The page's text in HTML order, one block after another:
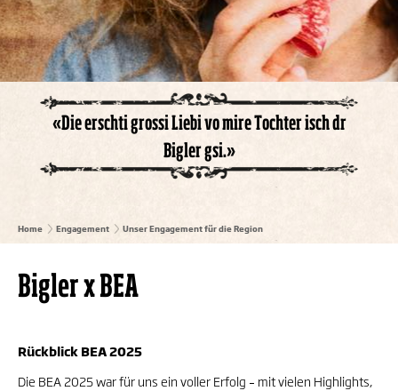
«Die erschti grossi Liebi vo mire Tochter isch dr
Bigler gsi.»
Home Engagement Unser Engagement für die Region
Bigler x BEA
Rückblick BEA 2025
Die BEA 2025 war für uns ein voller Erfolg – mit vielen Highlights,